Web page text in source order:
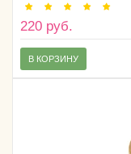
220 руб.
В КОРЗИНУ